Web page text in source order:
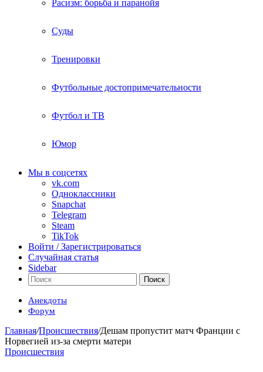
Расизм: борьба и паранойя
Суды
Тренировки
Футбольные достопримечательности
Футбол и ТВ
Юмор
Мы в соцсетях
vk.com
Одноклассники
Snapchat
Telegram
Steam
TikTok
Войти / Зарегистрироваться
Случайная статья
Sidebar
Поиск
Анекдоты
Форум
Главная/Происшествия/Дешам пропустит матч Франции с
Норвегией из-за смерти матери
Происшествия